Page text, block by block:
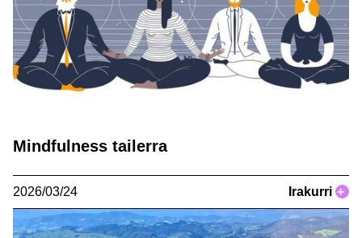
Mindfulness tailerra
2026/03/24 Irakurri +